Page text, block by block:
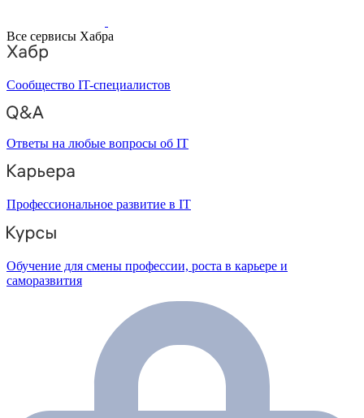
Все сервисы Хабра
Сообщество IT-специалистов
Ответы на любые вопросы об IT
Профессиональное развитие в IT
Обучение для смены профессии, роста в карьере и
саморазвития